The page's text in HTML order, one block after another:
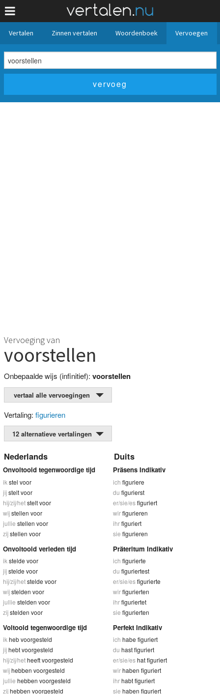
Vertalen Zinnen vertalen Woordenboek Vervoegen
Vervoeging van
voorstellen
Onbepaalde wijs (infinitief): voorstellen
vertaal alle vervoegingen
Vertaling: figurieren
12 alternatieve vertalingen
Nederlands Duits
Onvoltooid tegenwoordige tijd
ik stel voor
jijstelt voor
hij/zij/hetstelt voor
wijstellen voor
jullie stellen voor
zijstellen voor
Präsens Indikativ
ich figuriere
du figurierst
er/sie/esfiguriert
wirfigurieren
ihrfiguriert
sie figurieren
Onvoltooid verleden tijd
ik stelde voor
jijstelde voor
hij/zij/hetstelde voor
wijstelden voor
jullie stelden voor
zijstelden voor
Präteritum Indikativ
ich figurierte
du figuriertest
er/sie/esfigurierte
wirfigurierten
ihrfiguriertet
sie figurierten
Voltooid tegenwoordige tijd
ikheb voorgesteld
jijhebt voorgesteld
hij/zij/hetheeft voorgesteld
wijhebben voorgesteld
jullie hebben voorgesteld
zijhebben voorgesteld
Perfekt Indikativ
ich habe figuriert
du hast figuriert
er/sie/eshat figuriert
wirhaben figuriert
ihrhabt figuriert
sie haben figuriert